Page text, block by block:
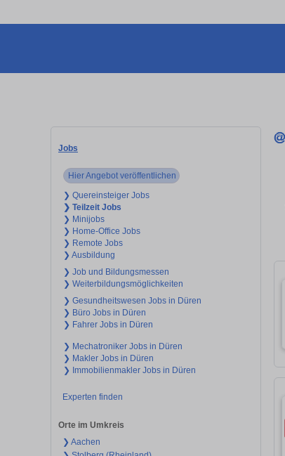
Jobs
Hier Angebot veröffentlichen
❯ Quereinsteiger Jobs
❯ Teilzeit Jobs
❯ Minijobs
❯ Home-Office Jobs
❯ Remote Jobs
❯ Ausbildung
❯ Job und Bildungsmessen
❯ Weiterbildungsmöglichkeiten
❯ Gesundheitswesen Jobs in Düren
❯ Büro Jobs in Düren
❯ Fahrer Jobs in Düren
❯ Mechatroniker Jobs in Düren
❯ Makler Jobs in Düren
❯ Immobilienmakler Jobs in Düren
Experten finden
Orte im Umkreis
❯ Aachen